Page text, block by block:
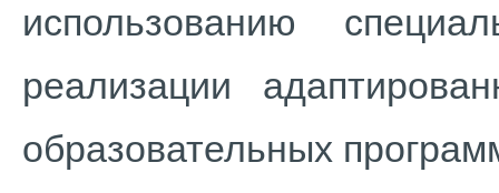
использованию
реализации
образовательных